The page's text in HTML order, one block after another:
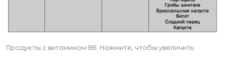
Продукты с витамином B6. Нажмите, чтобы увеличить